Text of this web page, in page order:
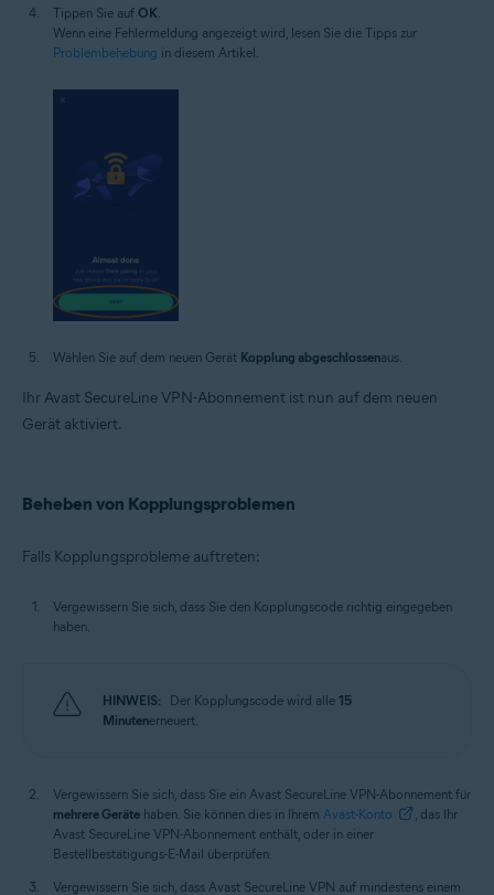
Tippen Sie auf OK
Wenn eine Fehlermeldung angezeigt wird, lesen Sie die Tipps zur
Problembehebung in diesem Artikel.
Wählen Sie auf dem neuen Gerät Kopplung abgeschlossenaus.
Ihr Avast SecureLine VPN-Abonnement ist nun auf dem neuen
Gerät aktiviert.
Beheben von Kopplungsproblemen
Falls Kopplungsprobleme auftreten:
Vergewissern Sie sich, dass Sie den Kopplungscode richtig eingegeben
haben.
HINWEIS: Der Kopplungscode wird alle 15
Minutenerneuert.
Vergewissern Sie sich, dass Sie ein Avast SecureLine VPN-Abonnement für
mehrere Geräte haben. Sie können dies in Ihrem Avast-Konto
, das Ihr
Avast SecureLine VPN-Abonnement enthält, oder in einer
Bestellbestätigungs-E-Mail überprüfen.
Vergewissern Sie sich, dass Avast SecureLine VPN auf mindestens einem